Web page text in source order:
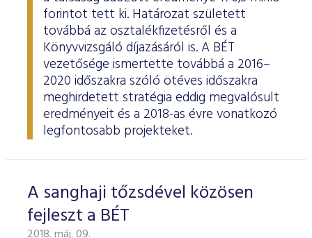
forintot tett ki. Határozat született
továbbá az osztalékfizetésről és a
Könyvvizsgáló díjazásáról is. A BÉT
vezetősége ismertette továbbá a 2016–
2020 időszakra szóló ötéves időszakra
meghirdetett stratégia eddig megvalósult
eredményeit és a 2018-as évre vonatkozó
legfontosabb projekteket.
A sanghaji tőzsdével közösen
fejleszt a BÉT